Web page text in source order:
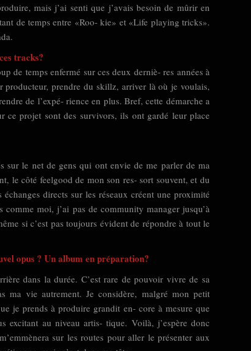
mais j’ai senti que j’avais besoin de mûrir en
de temps entre «Roo- kie» et «Life playing tricks».
tracks?
de temps enfermé sur ces deux derniè- res années à
producteur, prendre du skillz, arriver là où je voulais,
de l’expé- rience en plus. Bref, cette démarche a
ce projet sont des survivors, ils ont gardé leur place
sur le net de gens qui ont envie de me parler de ma
le côté feelgood de mon son res- sort souvent, et du
directs sur les réseaux créent une proximité
moi, j’ai pas de community manager jusqu’à
si c’est pas toujours évident de répondre à tout le
opus ? Un album en préparation?
dans la durée. C’est rare de pouvoir vivre de sa
ma vie autrement. Je considère, malgré mon petit
je prends à produire grandit en- core à mesure que
excitant au niveau artis- tique. Voilà, j’espère donc
sur les routes pour aller le présenter aux